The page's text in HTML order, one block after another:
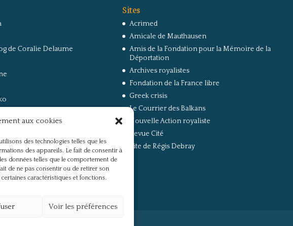
aux cookies
des technologies telles que les
des appareils. Le fait de consentir à
données telles que le comportement de
de ne pas consentir ou de retirer son
caractéristiques et fonctions.
Voir les préférences
de Coralie Delaume
de Jacques Sapir sur la
Sites
Acrimed
Amicale de Mauthausen
Amis de la Fondation pour la Mémoire de la
Déportation
Archives royalistes
Fondation de la France libre
Greek crisis
Le Courrier des Balkans
Nouvelle Action royaliste
Revue Cité
Site de Régis Debray